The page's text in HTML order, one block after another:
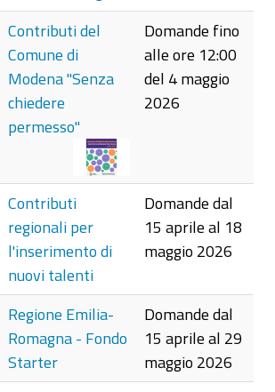
Contributi del
Comune di
Modena "Senza
chiedere
permesso"
Domande fino
alle ore 12:00
del 4 maggio
2026
Contributi
regionali per
l'inserimento di
nuovi talenti
Domande dal
15 aprile al 18
maggio 2026
Regione Emilia-
Romagna - Fondo
Starter
Domande dal
15 aprile al 29
maggio 2026